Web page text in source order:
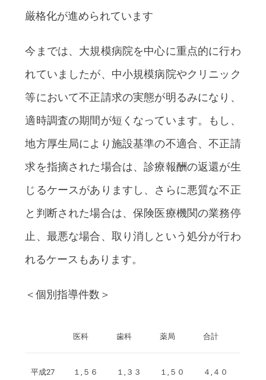
厳格化が進められています
今までは、大規模病院を中心に重点的に行わ
れていましたが、中小規模病院やクリニック
等において不正請求の実態が明るみになり、
適時調査の期間が短くなっています。もし、
地方厚生局により施設基準の不適合、不正請
求を指摘された場合は、診療報酬の返還が生
じるケースがありますし、さらに悪質な不正
と判断された場合は、保険医療機関の業務停
止、最悪な場合、取り消しという処分が行わ
れるケースもあります。
＜個別指導件数＞
医科 歯科 薬局 合計
平成27 １,５６ １,３３ １,５０ ４,４０